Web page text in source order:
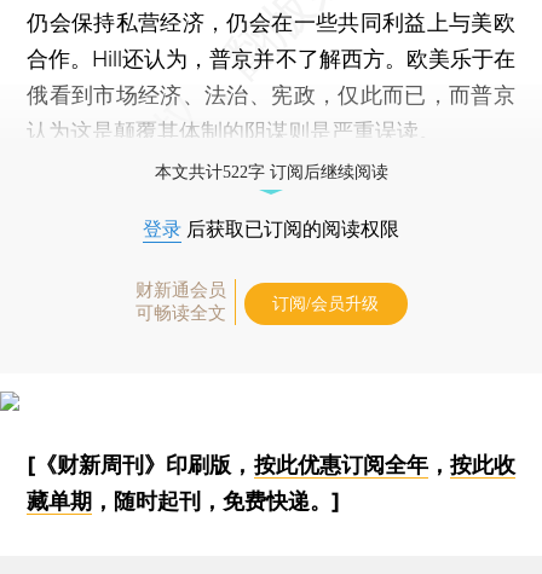
仍会保持私营经济，仍会在一些共同利益上与美欧
合作。Hill还认为，普京并不了解西方。欧美乐于在
俄看到市场经济、法治、宪政，仅此而已，而普京
认为这是颠覆其体制的阴谋则是严重误读。
本文共计522字 订阅后继续阅读
登录 后获取已订阅的阅读权限
财新通会员
可畅读全文
订阅/会员升级
[《财新周刊》印刷版， 按此优惠订阅全年， 按此收
藏单期 ，随时起刊，免费快递。]